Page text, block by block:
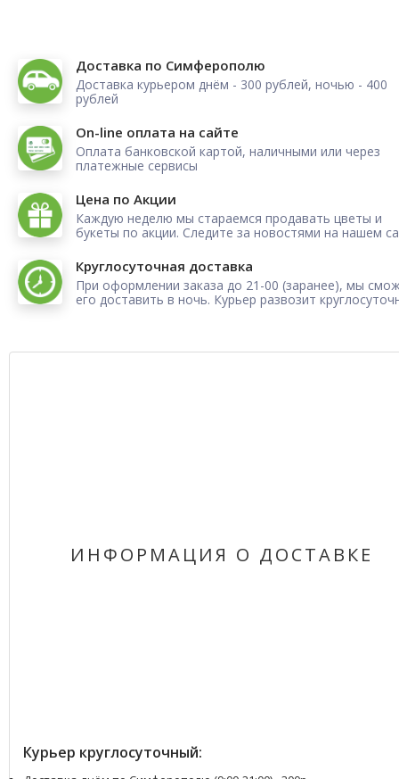
Доставка по Симферополю
Доставка курьером днём - 300 рублей, ночью - 400
рублей
On-line оплата на сайте
Оплата банковской картой, наличными или через
платежные сервисы
Цена по Акции
Каждую неделю мы стараемся продавать цветы и
букеты по акции. Следите за новостями на нашем
Круглосуточная доставка
При оформлении заказа до 21-00 (заранее), мы
его доставить в ночь. Курьер развозит
ИНФОРМАЦИЯ О ДОСТАВКЕ
Курьер круглосуточный: